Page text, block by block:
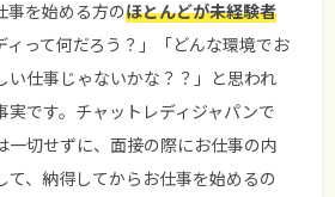
事を始める方のほとんどが未経験者
ィって何だろう？」「どんな環境でお
い仕事じゃないかな？？」と思われ
実です。チャットレディジャパンで
一切せずに、面接の際にお仕事の内
て、納得してからお仕事を始めるの